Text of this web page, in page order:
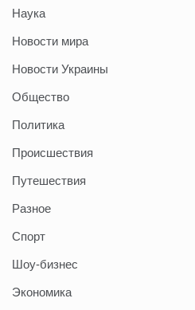
Наука
Новости мира
Новости Украины
Общество
Политика
Происшествия
Путешествия
Разное
Спорт
Шоу-бизнес
Экономика